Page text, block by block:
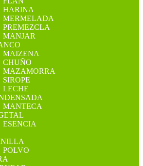
HARINA
MERMELADA
PREMEZCLA
MANJAR
MAIZENA
CHUÑO
MAZAMORRA
SIROPE
LECHE
MANTECA
ESENCIA
POLVO